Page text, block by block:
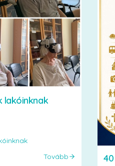
lakóinknak
Tovább